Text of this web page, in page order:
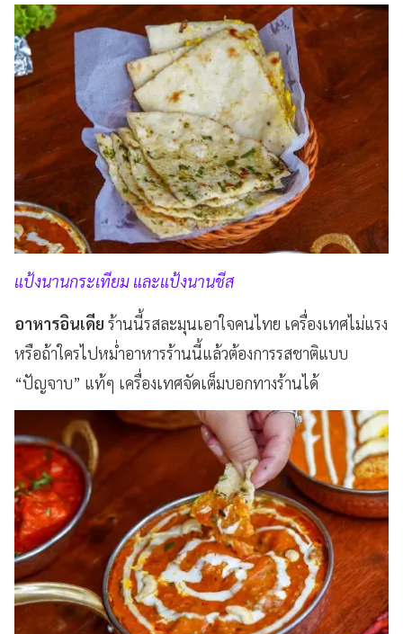
แป้งนานกระเทียม และแป้งนานชีส
อาหารอินเดีย ร้านนี้รสละมุนเอาใจคนไทย เครื่องเทศไม่แรง
หรือถ้าใครไปหม่ำอาหารร้านนี้แล้วต้องการรสชาติแบบ
“ปัญจาบ” แท้ๆ เครื่องเทศจัดเต็มบอกทางร้านได้